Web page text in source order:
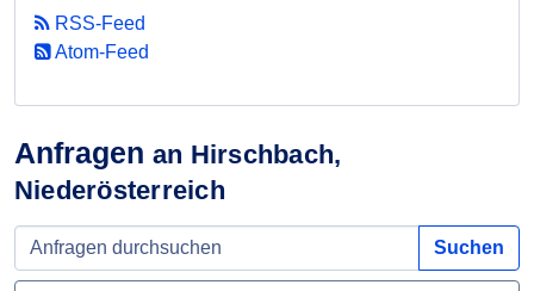
Anfragen an Hirschbach,
Niederösterreich
Suchen
RSS-Feed
Atom-Feed